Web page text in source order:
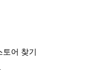
토어 찾기